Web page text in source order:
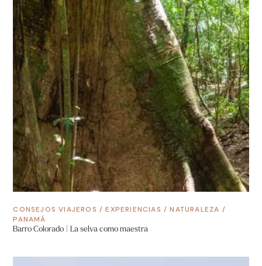
CONSEJOS VIAJEROS /EXPERIENCIAS /NATURALEZA /
PANAMÁ
Barro Colorado | La selva como maestra